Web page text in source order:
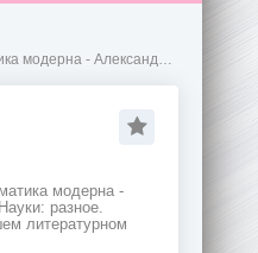
Иванович Кырлежев
модерна -
разное.
литературном